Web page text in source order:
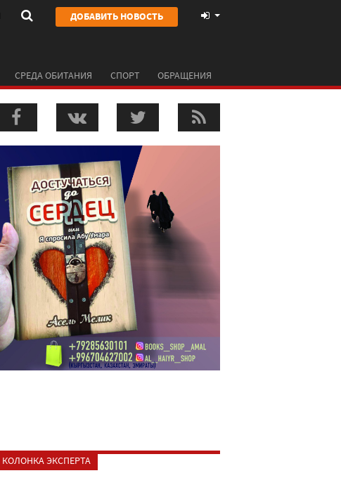
ДОБАВИТЬ НОВОСТЬ
СРЕДА ОБИТАНИЯ СПОРТ ОБРАЩЕНИЯ
КОЛОНКА ЭКСПЕРТА